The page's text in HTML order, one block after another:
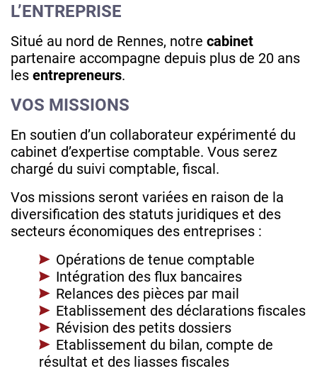
L’ENTREPRISE
Situé au nord de Rennes, notre cabinet
partenaire accompagne depuis plus de 20 ans
les entrepreneurs.
VOS MISSIONS
En soutien d’un collaborateur expérimenté du
cabinet d’expertise comptable. Vous serez
chargé du suivi comptable, fiscal.
Vos missions seront variées en raison de la
diversification des statuts juridiques et des
secteurs économiques des entreprises :
Opérations de tenue comptable
Intégration des flux bancaires
Relances des pièces par mail
Etablissement des déclarations fiscales
Révision des petits dossiers
Etablissement du bilan, compte de
résultat et des liasses fiscales